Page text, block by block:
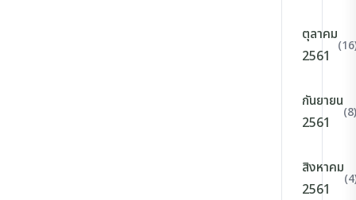
ตุลาคม
2561
กันยายน
2561
(8)
สิงหาคม
2561